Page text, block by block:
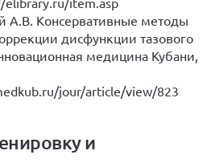
А.В. Консервативные методы
дисфункции тазового
медицина Кубани,
jour/article/view/823
и